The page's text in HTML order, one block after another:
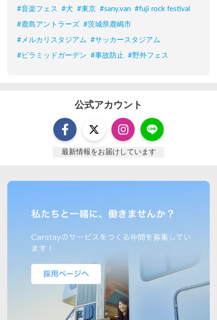
#音楽フェス #犬 #東京 #sany.van #fuji rock festival
#鹿島アントラーズ #茨城県鹿嶋市
#メルカリスタジアム #サッカースタジアム
#ピラミッドガーデン #事故防止 #野外フェス
公式アカウント
最新情報をお届けしています